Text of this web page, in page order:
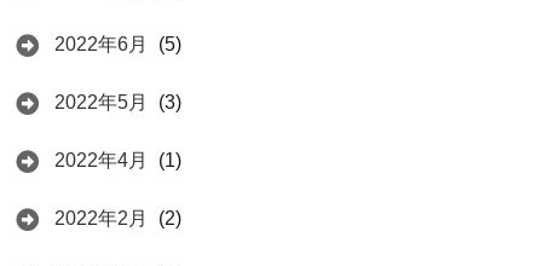
2022年6月 (5)
2022年5月 (3)
2022年4月 (1)
2022年2月 (2)